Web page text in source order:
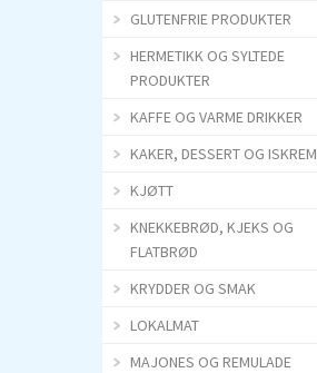
GLUTENFRIE PRODUKTER
HERMETIKK OG SYLTEDE
PRODUKTER
KAFFE OG VARME DRIKKER
KAKER, DESSERT OG ISKREM
KJØTT
KNEKKEBRØD, KJEKS OG
FLATBRØD
KRYDDER OG SMAK
LOKALMAT
MAJONES OG REMULADE